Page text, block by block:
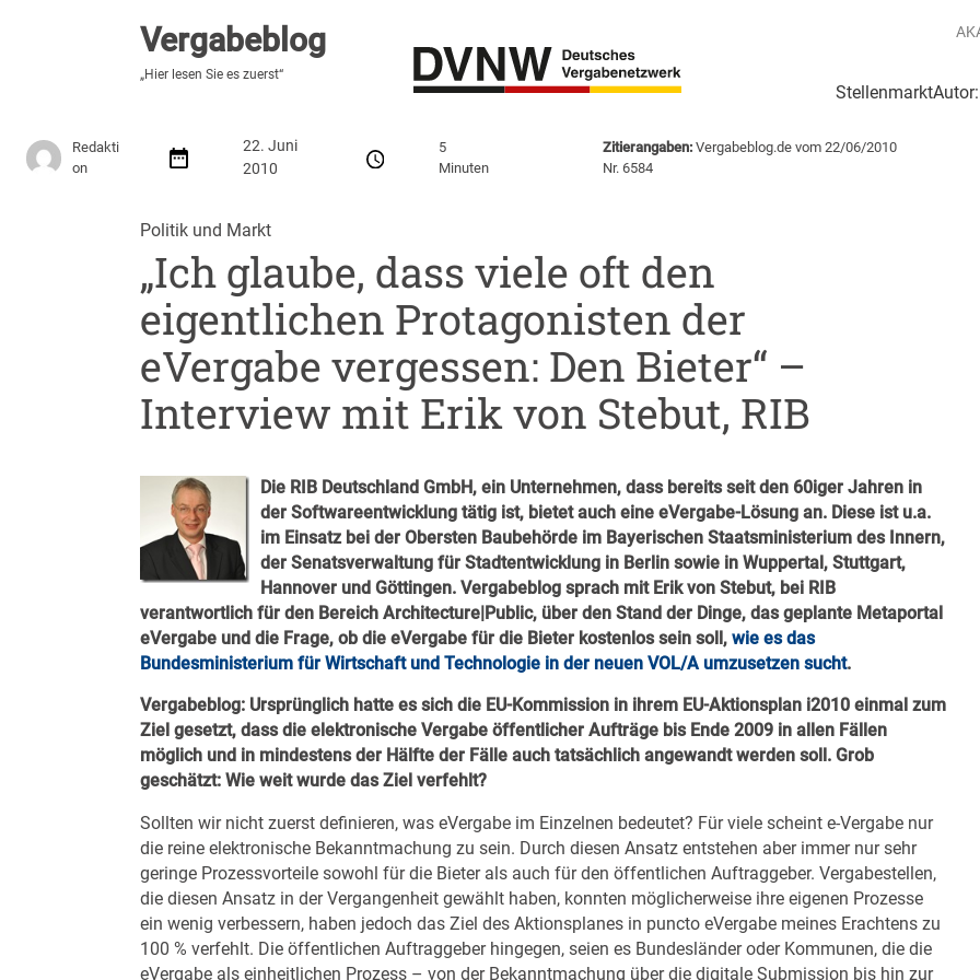
Vergabeblog
„Hier lesen Sie es zuerst“
Stellenmarkt
Vergabeblog
„Fundiert, praxisnah, kontrovers“
Redakti
on
22. Juni
2010
5
Minuten
Zitierangaben: Vergabeblog.de vom 22/06/2010
Nr. 6584
Politik und Markt
„Ich glaube, dass viele oft den
eigentlichen Protagonisten der
eVergabe vergessen: Den Bieter“ –
Interview mit Erik von Stebut, RIB
Die RIB Deutschland GmbH, ein Unternehmen, dass bereits seit den 60iger Jahren in
der Softwareentwicklung tätig ist, bietet auch eine eVergabe-Lösung an. Diese ist u.a.
im Einsatz bei der Obersten Baubehörde im Bayerischen Staatsministerium des Innern,
der Senatsverwaltung für Stadtentwicklung in Berlin sowie in Wuppertal, Stuttgart,
Hannover und Göttingen. Vergabeblog sprach mit Erik von Stebut, bei RIB
verantwortlich für den Bereich Architecture|Public, über den Stand der Dinge, das geplante Metaportal
eVergabe und die Frage, ob die eVergabe für die Bieter kostenlos sein soll, wie es das
Bundesministerium für Wirtschaft und Technologie in der neuen VOL/A umzusetzen sucht.
Vergabeblog: Ursprünglich hatte es sich die EU-Kommission in ihrem EU-Aktionsplan i2010 einmal zum
Ziel gesetzt, dass die elektronische Vergabe öffentlicher Aufträge bis Ende 2009 in allen Fällen
möglich und in mindestens der Hälfte der Fälle auch tatsächlich angewandt werden soll. Grob
geschätzt: Wie weit wurde das Ziel verfehlt?
Sollten wir nicht zuerst definieren, was eVergabe im Einzelnen bedeutet? Für viele scheint e-Vergabe nur
die reine elektronische Bekanntmachung zu sein. Durch diesen Ansatz entstehen aber immer nur sehr
geringe Prozessvorteile sowohl für die Bieter als auch für den öffentlichen Auftraggeber. Vergabestellen,
die diesen Ansatz in der Vergangenheit gewählt haben, konnten möglicherweise ihre eigenen Prozesse
ein wenig verbessern, haben jedoch das Ziel des Aktionsplanes in puncto eVergabe meines Erachtens zu
100 % verfehlt. Die öffentlichen Auftraggeber hingegen, seien es Bundesländer oder Kommunen, die die
eVergabe als einheitlichen Prozess – von der Bekanntmachung über die digitale Submission bis hin zur